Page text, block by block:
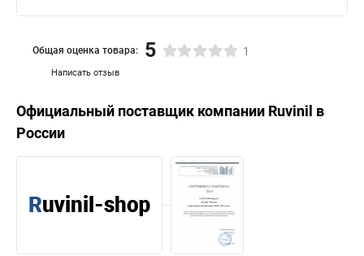
Написать отзыв
Общая оценка товара: 5 1
Официальный поставщик компании Ruvinil в
России